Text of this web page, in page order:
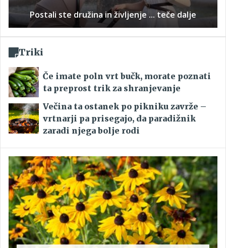
Postali ste družina in življenje ... teče dalje
Triki
Če imate poln vrt bučk, morate poznati
ta preprost trik za shranjevanje
Večina ta ostanek po pikniku zavrže –
vrtnarji pa prisegajo, da paradižnik
zaradi njega bolje rodi